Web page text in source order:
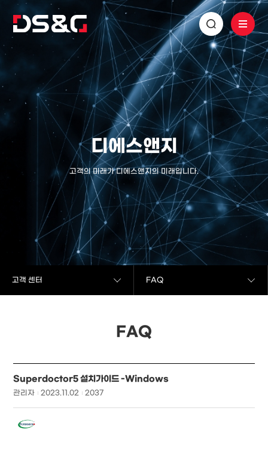
디에스앤지
고객의 미래가 디에스앤지의 미래입니다.
고객 센터 FAQ
FAQ
Superdoctor5 설치가이드 -Windows
관리자 2023.11.02 2037